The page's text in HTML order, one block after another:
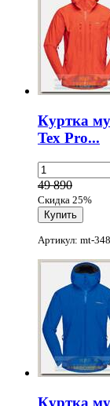
Куртка
Tex Pro...
49 890
Скидка 25%
Артикул: mt-
Куртка